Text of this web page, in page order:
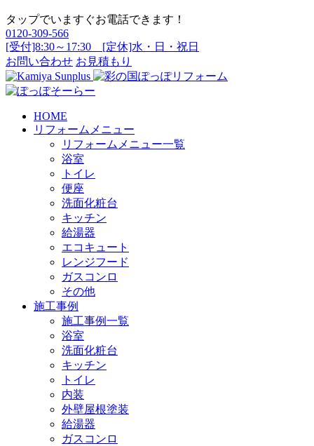
タップでいますぐお電話できます！
0120-309-566
[受付]8:30～17:30 [定休]水・日・祝日
お問い合わせ お見積もり
HOME
リフォームメニュー
リフォームメニュー一覧
浴室
トイレ
便座
洗面化粧台
キッチン
給湯器
エコキュート
レンジフード
ガスコンロ
その他
施工事例
施工事例一覧
浴室
洗面化粧台
キッチン
トイレ
内装
外壁屋根塗装
給湯器
ガスコンロ